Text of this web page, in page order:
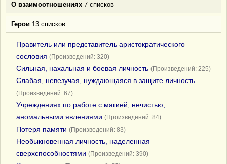
О взаимоотношениях 7 списков
Герои 13 списков
Правитель или представитель аристократического
сословия (Произведений: 320)
Сильная, нахальная и боевая личность (Произведений: 225)
Слабая, невезучая, нуждающаяся в защите личность
(Произведений: 67)
Учреждениях по работе с магией, нечистью,
аномальными явлениями (Произведений: 84)
Потеря памяти (Произведений: 83)
Необыкновенная личность, наделенная
сверхспособностями (Произведений: 390)